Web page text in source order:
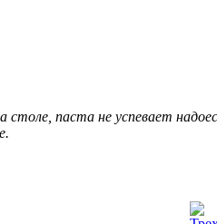
паста не успевает